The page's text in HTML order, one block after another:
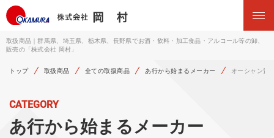
取扱商品｜群馬県、埼玉県、栃木県、長野県でお酒・飲料・加工食品・アルコール等の卸、
販売の「株式会社 岡村」
トップ 取扱商品 全ての取扱商品 あ行から始まるメーカー オーシャン貿
CATEGORY
あ行から始まるメーカー